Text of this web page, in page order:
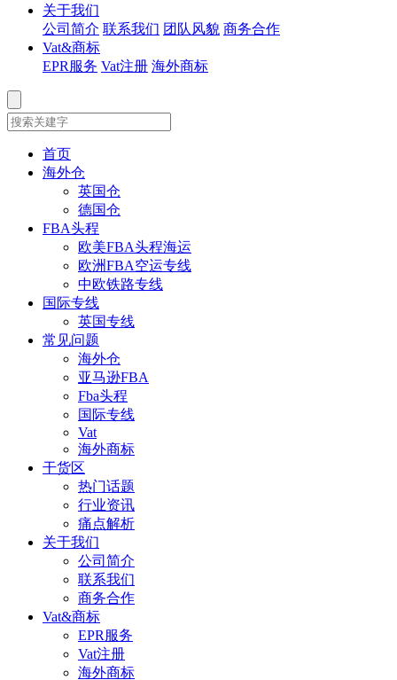
关于我们
公司简介 联系我们 团队风貌 商务合作
Vat&商标
EPR服务 Vat注册 海外商标
首页
海外仓
英国仓
德国仓
FBA头程
欧美FBA头程海运
欧洲FBA空运专线
中欧铁路专线
国际专线
英国专线
常见问题
海外仓
亚马逊FBA
Fba头程
国际专线
Vat
海外商标
干货区
热门话题
行业资讯
痛点解析
关于我们
公司简介
联系我们
商务合作
Vat&商标
EPR服务
Vat注册
海外商标